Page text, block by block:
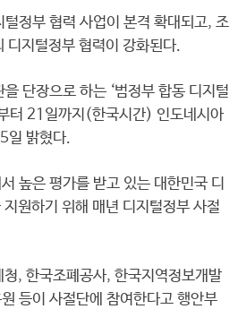
정부 협력 사업이 본격 확대되고, 조
디지털정부 협력이 강화된다.
단장으로 하는 ‘범정부 합동 디지털
터 21일까지(한국시간) 인도네시아
일 밝혔다.
높은 평가를 받고 있는 대한민국 디
원하기 위해 매년 디지털정부 사절
, 한국조폐공사, 한국지역정보개발
등이 사절단에 참여한다고 행안부